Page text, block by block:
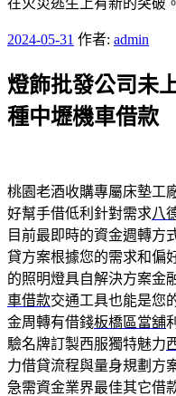
在火災逃生上有新的突破。
發
於
2024-05-31 作者: admin
燈飾批發公司未
種中壢機車借款
桃園老酒收購專屬床墊工
好幫手借低利針對需求八
目前最即時的資金週轉方
貸方案根據您的需求和偏
的照明燈具自解決方案金
車借款交通工具也能是您
金周轉有借錢板橋區當舖
驗名牌訂製西服獨特魅力
力借貸流程與量身規劃方
急需資金業界最佳其它借